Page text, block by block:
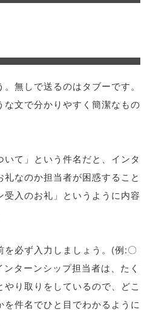
無しで送るのはタブーです。
な文で分かりやすく簡潔なもの
て」という件名だと、インタ
なのか担当者が困惑すること
受入のお礼」というように内容
を必ず入力しましょう。(例:〇
ターンシップ担当者は、たく
り取りをしているので、どこ
件名でひと目でわかるように